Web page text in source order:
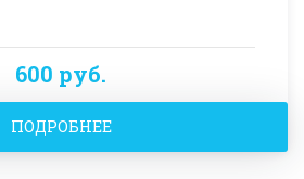
600 руб.
ПОДРОБНЕЕ